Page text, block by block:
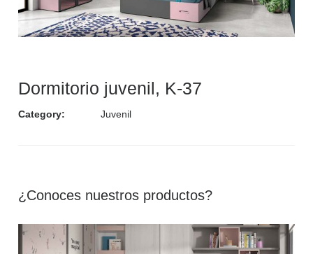
Dormitorio juvenil, K-37
Category: Juvenil
¿Conoces nuestros productos?